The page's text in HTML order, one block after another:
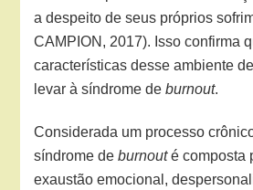
a despeito de seus próprios
CAMPION, 2017). Isso confirma
características desse ambiente
levar à síndrome deburnout.
Considerada um processo
síndrome deburnouté composta
exaustão emocional,